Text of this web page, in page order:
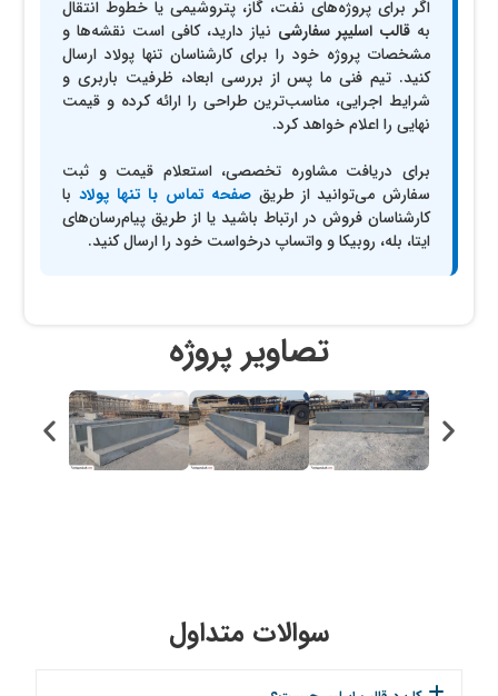
اگر برای پروژه‌های نفت، گاز، پتروشیمی یا خطوط انتقال
بهقالب اسلیپر سفارشی نیاز دارید، کافی است نقشه‌ها و
مشخصات پروژه خود را برای کارشناسان تنها پولاد ارسال
کنید. تیم فنی ما پس از بررسی ابعاد، ظرفیت باربری و
شرایط اجرایی، مناسب‌ترین طراحی را ارائه کرده و قیمت
نهایی را اعلام خواهد کرد.
برای دریافت مشاوره تخصصی، استعلام قیمت و ثبت
سفارش می‌توانید از طریق صفحه تماس با تنها پولاد با
کارشناسان فروش در ارتباط باشید یا از طریق پیام‌رسان‌های
ایتا، بله، روبیکا و واتساپ درخواست خود را ارسال کنید.
تصاویر پروژه
سوالات متداول